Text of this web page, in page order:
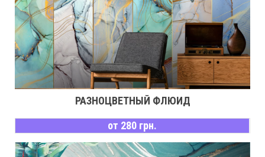
РАЗНОЦВЕТНЫЙ ФЛЮИД
от 280 грн.